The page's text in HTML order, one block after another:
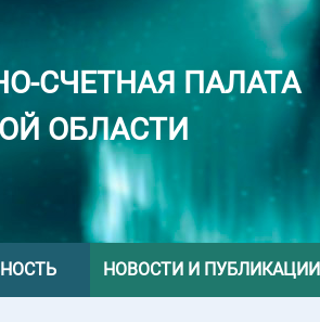
СЧЕТНАЯ ПАЛАТА
ОБЛАСТИ
НОВОСТИ И ПУБЛИКАЦИИ